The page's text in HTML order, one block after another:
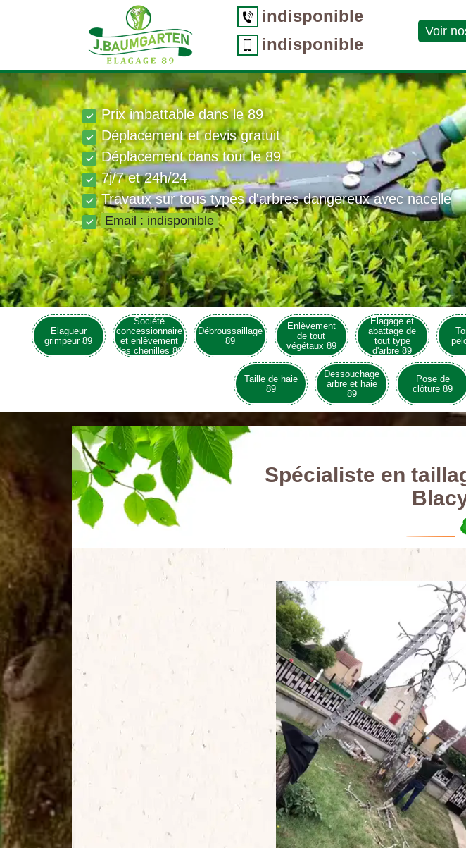
indisponible
indisponible
Voir
Prix imbattable dans le 89
Déplacement et devis gratuit
Déplacement dans tout le 89
7j/7 et 24h/24
Travaux sur tous types d'arbres dangereux avec nacelle
Email : indisponible
Elagueur
grimpeur 89
Société
concessionnaire
et enlèvement
des chenilles 89
Débroussaillage
89
Enlèvement
de tout
végétaux 89
Elagage et
abattage de
tout type
d'arbre 89
Taille de haie
89
Dessouchage
arbre et haie
89
Pose de
clôture 89
Spécialiste en